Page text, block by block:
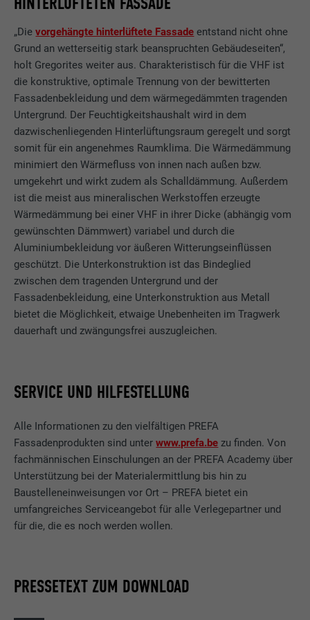
„Dievorgehängte hinterlüftete Fassade entstand nicht ohne
Grund an wetterseitig stark beanspruchten Gebäudeseiten“,
holt Gregorites weiter aus. Charakteristisch für die VHF ist
die konstruktive, optimale Trennung von der bewitterten
Fassadenbekleidung und dem wärmegedämmten tragenden
Untergrund. Der Feuchtigkeitshaushalt wird in dem
dazwischenliegenden Hinterlüftungsraum geregelt und sorgt
somit für ein angenehmes Raumklima. Die Wärmedämmung
minimiert den Wärmefluss von innen nach außen bzw.
umgekehrt und wirkt zudem als Schalldämmung. Außerdem
ist die meist aus mineralischen Werkstoffen erzeugte
Wärmedämmung bei einer VHF in ihrer Dicke (abhängig vom
gewünschten Dämmwert) variabel und durch die
Aluminiumbekleidung vor äußeren Witterungseinflüssen
geschützt. Die Unterkonstruktion ist das Bindeglied
zwischen dem tragenden Untergrund und der
Fassadenbekleidung, eine Unterkonstruktion aus Metall
bietet die Möglichkeit, etwaige Unebenheiten im Tragwerk
dauerhaft und zwängungsfrei auszugleichen.
SERVICE UND HILFESTELLUNG
Alle Informationen zu den vielfältigen PREFA
Fassadenprodukten sind unterwww.prefa.be zu finden. Von
fachmännischen Einschulungen an der PREFA Academy über
Unterstützung bei der Materialermittlung bis hin zu
Baustelleneinweisungen vor Ort – PREFA bietet ein
umfangreiches Serviceangebot für alle Verlegepartner und
für die, die es noch werden wollen.
PRESSETEXT ZUM DOWNLOAD
Name _gid
Anbieter Google Universal Analytics
Laufzeit 1 Tag
Zweck
Registriert eine eindeutige ID, die verwendet
wird, um statistische Daten dazu, wieder
Besucher die Website nutzt, zu generieren.
Name _gaexp
90 Tage
Zweck
Wird testweise gesetzt, um zu prüfen, ob
der Browser das Setzen von Cookies
erlaubt. Enthält keine
Identifikationsmerkmale.
und ob der Google SafeSearch-Filter
aktiviert sein soll.
lang
Anbieter ads.linkedin.com
Laufzeit Sitzung
Zweck
Speichert die vom Benutzer ausgewählte
Sprach version einer Webseite.
Name lang
Anbieter LinkedIn
Laufzeit Sitzung
Eingestellt von LinkedIn, wenn eine
Anbieter LinkedIn
Laufzeit 2 Jahre
Zweck
Verwendet vom Social-Networking-Dienst
LinkedIn für die Verfolgung der